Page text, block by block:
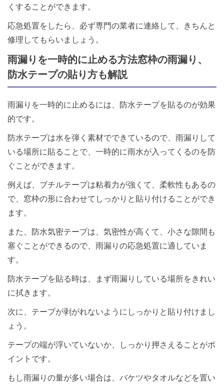
くすることができます。
応急処置をしたら、必ず専門の業者に連絡して、きちんと
修理してもらいましょう。
雨漏りを一時的に止める方法窓枠の雨漏り、
防水テープの貼り方も解説
雨漏りを一時的に止めるには、防水テープを貼るのが効果
的です。
防水テープは水を弾く素材でできているので、雨漏りして
いる場所に貼ることで、一時的に雨水が入ってくるのを防
ぐことができます。
例えば、ブチルテープは粘着力が強くて、柔軟性もあるの
で、窓枠の形に合わせてしっかりと貼り付けることができ
ます。
また、防水気密テープは、気密性が高くて、小さな隙間も
塞ぐことができるので、雨漏りの応急処置に適していま
す。
防水テープを貼る時は、まず雨漏りしている場所をきれい
に拭きます。
次に、テープが剥がれないようにしっかりと貼り付けまし
ょう。
テープの端が浮いていないか、しっかり押さえることがポ
イントです。
もし雨漏りの量が多い場合は、バケツやタオルなどを置い